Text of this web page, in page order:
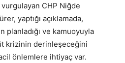
vurgulayan CHP Niğde
yaptığı açıklamada,
planladığı ve kamuoyuyla
krizinin derinleşeceğini
önlemlere ihtiyaç var.